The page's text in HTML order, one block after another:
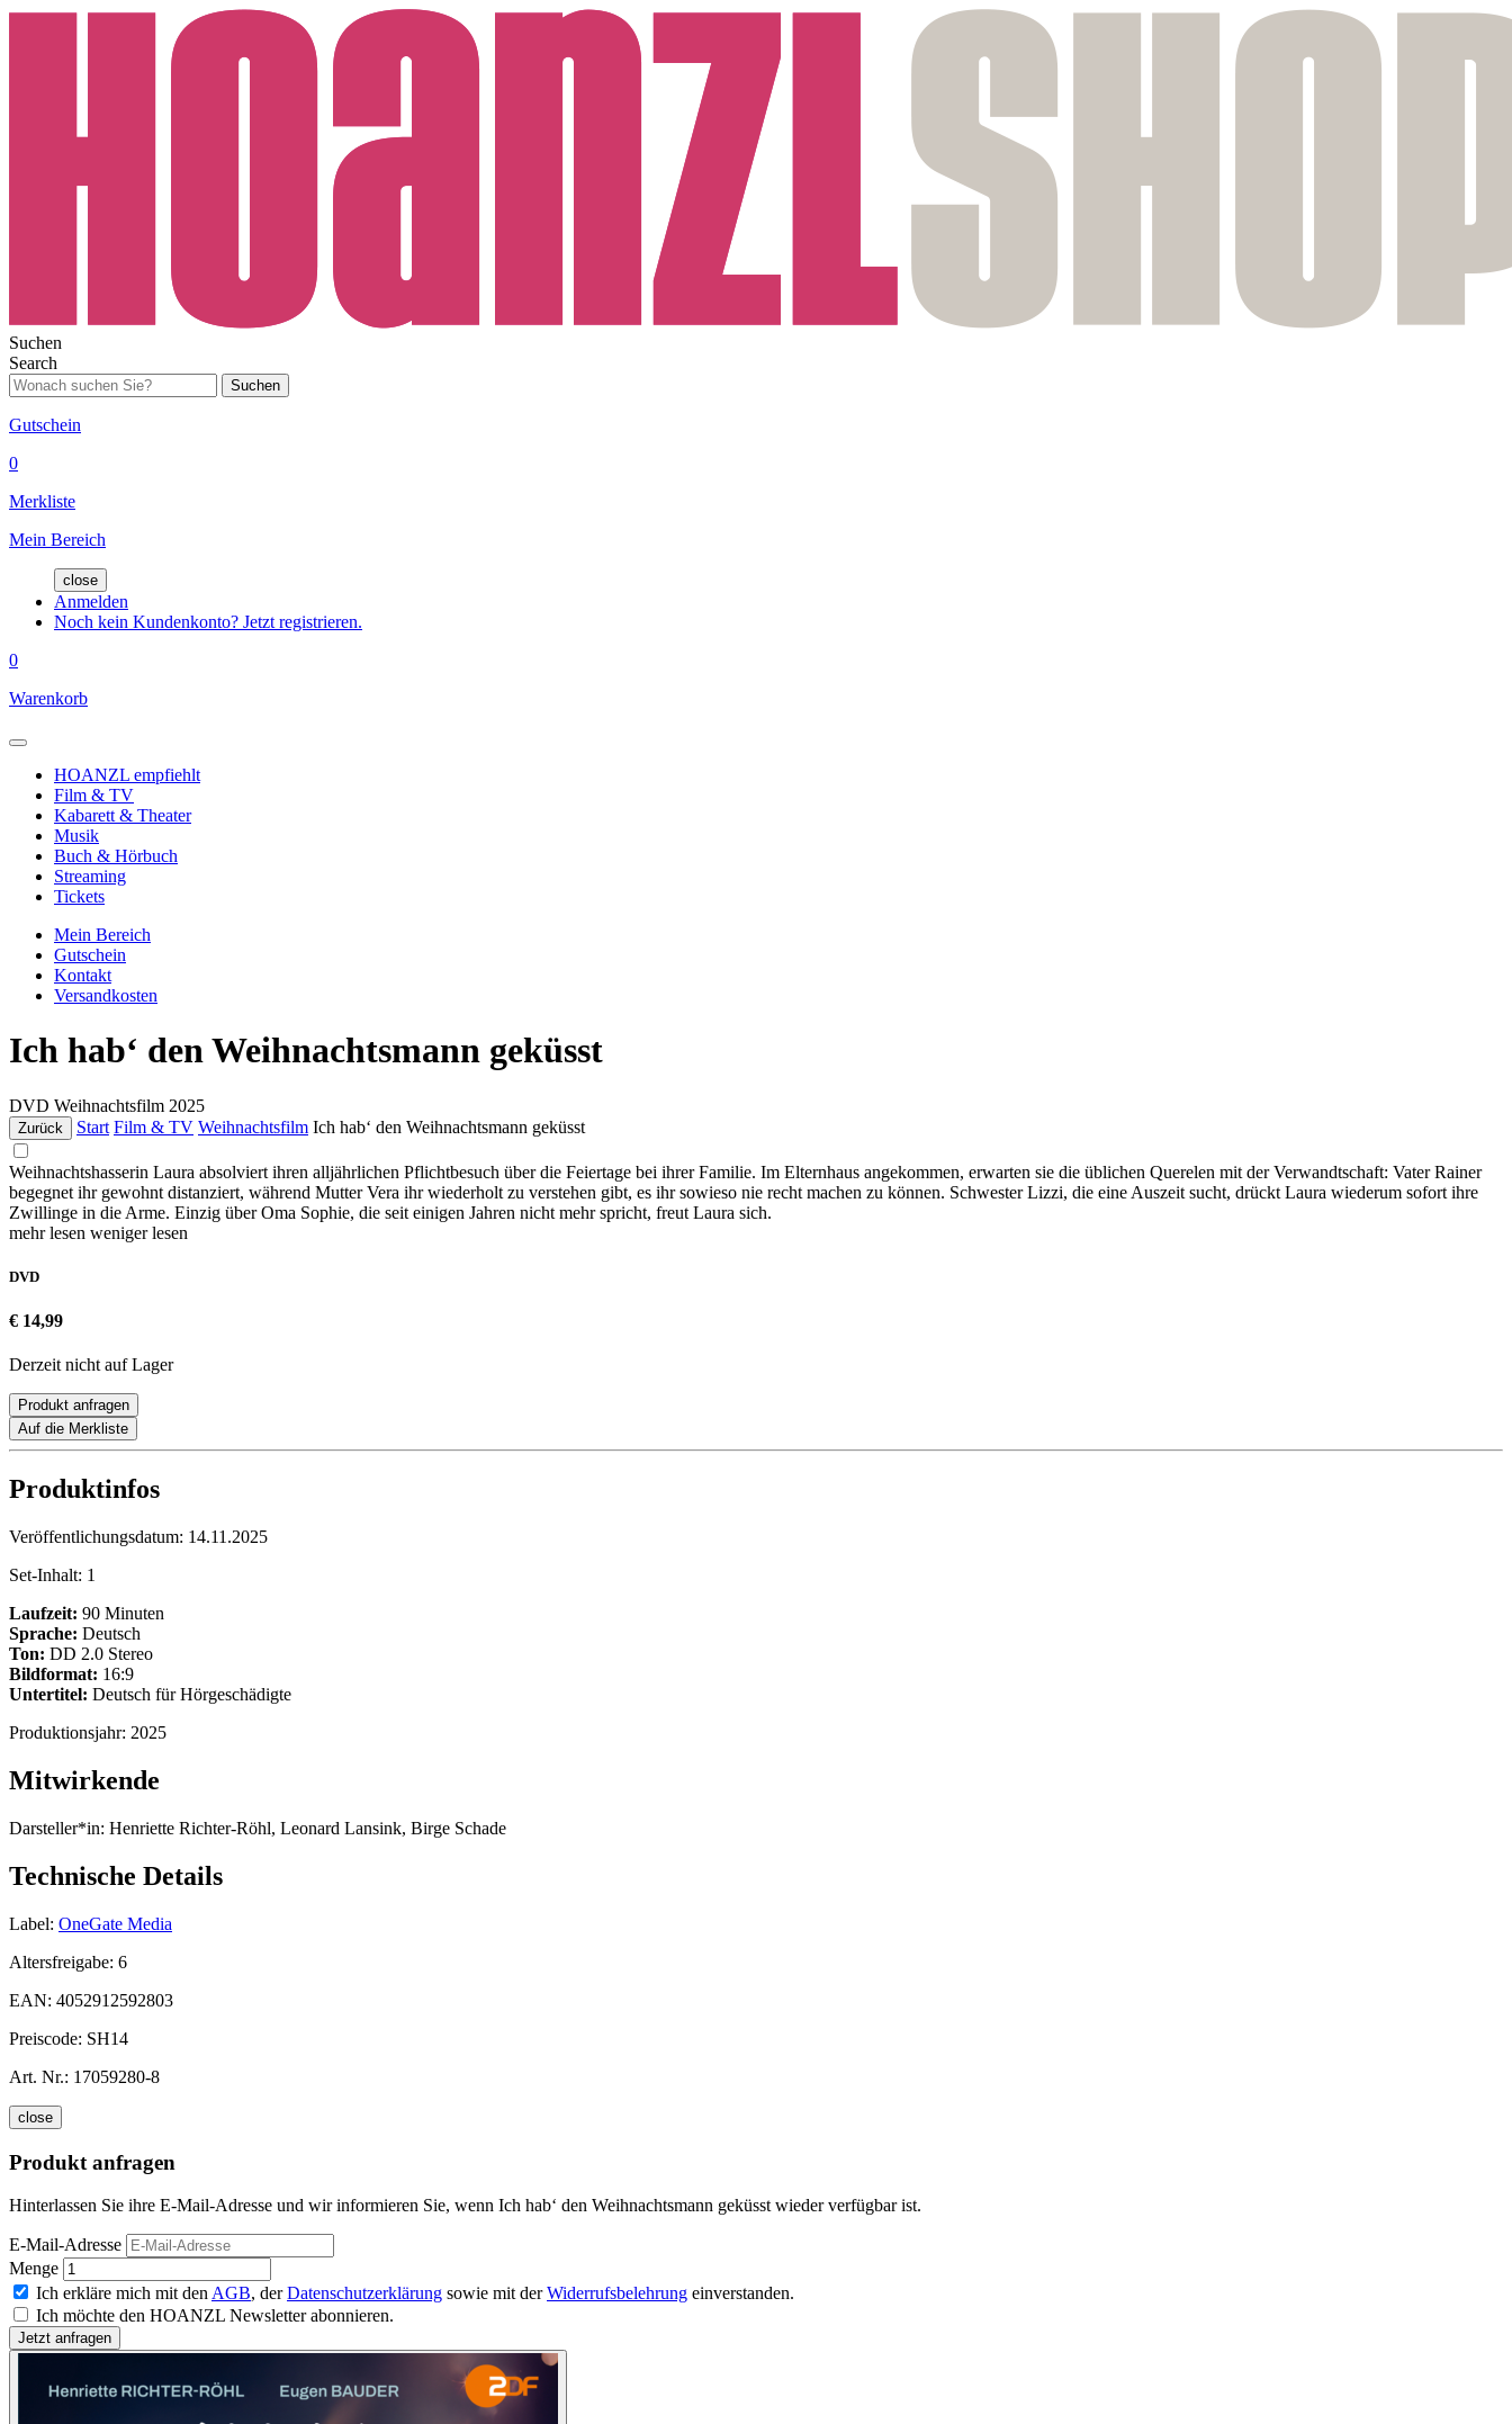
Suchen
Search
Suchen
Gutschein
0
Merkliste
Mein Bereich
close
Anmelden
Noch kein Kundenkonto? Jetzt registrieren.
0
Warenkorb
HOANZL empfiehlt
Film & TV
Kabarett & Theater
Musik
Buch & Hörbuch
Streaming
Tickets
Mein Bereich
Gutschein
Kontakt
Versandkosten
Ich hab‘ den Weihnachtsmann geküsst
DVD Weihnachtsfilm 2025
Zurück Start Film & TV Weihnachtsfilm Ich hab‘ den Weihnachtsmann geküsst
Weihnachtshasserin Laura absolviert ihren alljährlichen Pflichtbesuch über die Feiertage bei ihrer Familie. Im Elternhaus angekommen, erwarten sie die üblichen Querelen mit der Verwandtschaft: Vater Rainer
begegnet ihr gewohnt distanziert, während Mutter Vera ihr wiederholt zu verstehen gibt, es ihr sowieso nie recht machen zu können. Schwester Lizzi, die eine Auszeit sucht, drückt Laura wiederum sofort ihre
Zwillinge in die Arme. Einzig über Oma Sophie, die seit einigen Jahren nicht mehr spricht, freut Laura sich.
mehr lesen weniger lesen
DVD
€ 14,99
Derzeit nicht auf Lager
Produkt anfragen
Auf die Merkliste
Produktinfos
Veröffentlichungsdatum: 14.11.2025
Set-Inhalt: 1
Laufzeit: 90 Minuten
Sprache: Deutsch
Ton: DD 2.0 Stereo
Bildformat: 16:9
Untertitel: Deutsch für Hörgeschädigte
Produktionsjahr: 2025
Mitwirkende
Darsteller*in: Henriette Richter-Röhl, Leonard Lansink, Birge Schade
Technische Details
Label: OneGate Media
Altersfreigabe: 6
EAN: 4052912592803
Preiscode: SH14
Art. Nr.: 17059280-8
close
Produkt anfragen
Hinterlassen Sie ihre E-Mail-Adresse und wir informieren Sie, wenn Ich hab‘ den Weihnachtsmann geküsst wieder verfügbar ist.
E-Mail-Adresse
Menge
Ich erkläre mich mit den AGB, derDatenschutzerklärung sowie mit derWiderrufsbelehrung einverstanden.
Ich möchte den HOANZL Newsletter abonnieren.